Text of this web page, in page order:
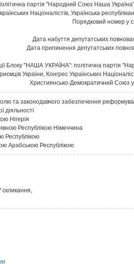
партія "Народний Союз Наша
Націоналістів, Українська
Порядковий номер у
Дата набуття депутатських
Дата припинення депутатських
Блоку "НАША УКРАЇНА": політична партія
України, Конгрес Українських
Християнсько-Демократичний Союз у
та законодавчого забезпечення
діяльності
Нігерія
Республікою Німеччина
Республікою
Арабською Республікою
скликання,